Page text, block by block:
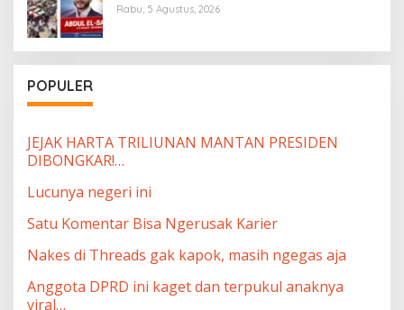
Rabu, 5 Agustus, 2026
POPULER
JEJAK HARTA TRILIUNAN MANTAN PRESIDEN
DIBONGKAR!…
Lucunya negeri ini
Satu Komentar Bisa Ngerusak Karier
Nakes di Threads gak kapok, masih ngegas aja
Anggota DPRD ini kaget dan terpukul anaknya
viral…